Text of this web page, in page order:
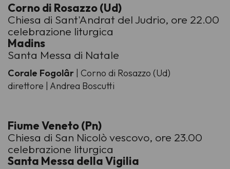
Corno di Rosazzo (Ud)
Chiesa di Sant'Andrat del Judrio, ore 22.00
celebrazione liturgica
Madins
Santa Messa di Natale
Corale Fogolâr | Corno di Rosazzo (Ud)
direttore | Andrea Boscutti
Fiume Veneto (Pn)
Chiesa di San Nicolò vescovo, ore 23.00
celebrazione liturgica
Santa Messa della Vigilia